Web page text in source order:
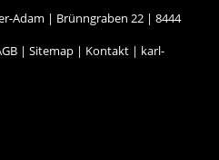
Adam | Brünngraben 22 |8444
|Sitemap | Kontakt | karl-